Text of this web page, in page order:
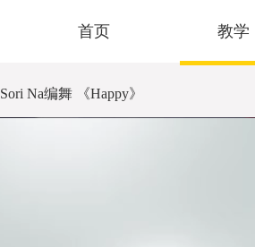
首页 教学
Sori Na编舞 《Happy》